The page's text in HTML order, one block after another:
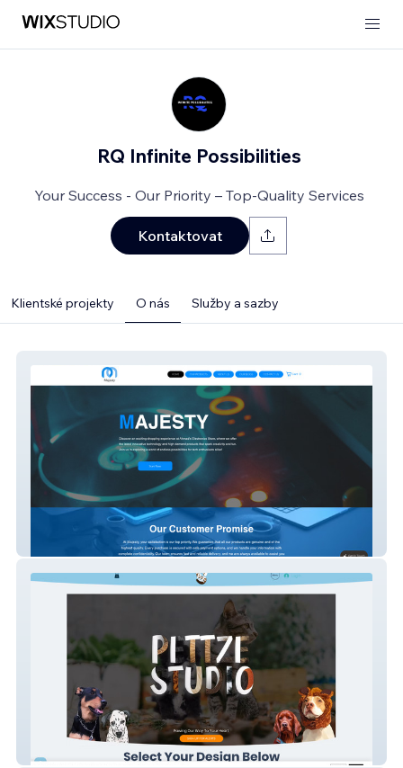
RQ Infinite Possibilities
Your Success - Our Priority – Top-Quality Services
Kontaktovat
Klientské projekty O nás Služby a sazby